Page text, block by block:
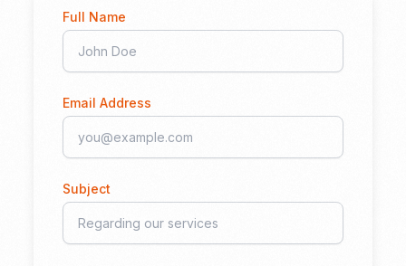
Full Name
Email Address
Subject